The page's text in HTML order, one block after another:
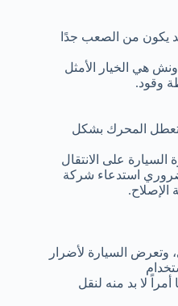
المحرك بشكل
على الانتقال
استدعاء شركة
فقد يكون من الصعب جدًا
هي الخيار الأمثل
وقود.
السيارة لأضرار
لا بد منه لنقل